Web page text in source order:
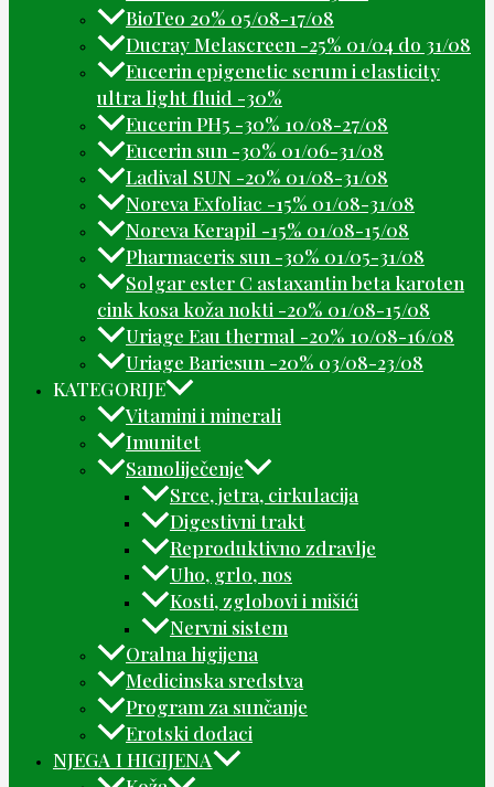
BioTeo 20% 05/08-17/08
Ducray Melascreen -25% 01/04 do 31/08
Eucerin epigenetic serum i elasticity
ultra light fluid -30%
Eucerin PH5 -30% 10/08-27/08
Eucerin sun -30% 01/06-31/08
Ladival SUN -20% 01/08-31/08
Noreva Exfoliac -15% 01/08-31/08
Noreva Kerapil -15% 01/08-15/08
Pharmaceris sun -30% 01/05-31/08
Solgar ester C astaxantin beta karoten
cink kosa koža nokti -20% 01/08-15/08
Uriage Eau thermal -20% 10/08-16/08
Uriage Bariesun -20% 03/08-23/08
KATEGORIJE
Vitamini i minerali
Imunitet
Samoliječenje
Srce, jetra, cirkulacija
Digestivni trakt
Reproduktivno zdravlje
Uho, grlo, nos
Kosti, zglobovi i mišići
Nervni sistem
Oralna higijena
Medicinska sredstva
Program za sunčanje
Erotski dodaci
NJEGA I HIGIJENA